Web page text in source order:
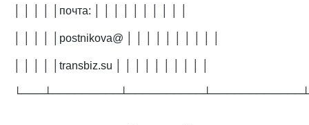
│ │ │ │ │почта: │ │ │ │ │ │ │ │ │ │
│ │ │ │ │postnikova@ │ │ │ │ │ │ │ │ │ │
│ │ │ │ │transbiz.su │ │ │ │ │ │ │ │ │ │